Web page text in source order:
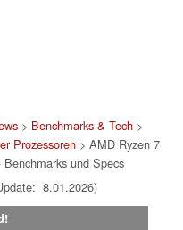
> Benchmarks & Tech >
Prozessoren > AMD Ryzen 7
und Specs
8.01.2026)